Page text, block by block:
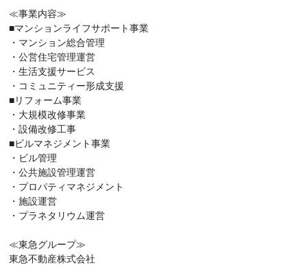
≪事業内容≫
■マンションライフサポート事業
・マンション総合管理
・公営住宅管理運営
・生活支援サービス
・コミュニティー形成支援
■リフォーム事業
・大規模改修事業
・設備改修工事
■ビルマネジメント事業
・ビル管理
・公共施設管理運営
・プロパティマネジメント
・施設運営
・プラネタリウム運営
≪東急グループ≫
東急不動産株式会社